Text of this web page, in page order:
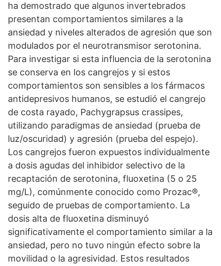
ha demostrado que algunos invertebrados
presentan comportamientos similares a la
ansiedad y niveles alterados de agresión que son
modulados por el neurotransmisor serotonina.
Para investigar si esta influencia de la serotonina
se conserva en los cangrejos y si estos
comportamientos son sensibles a los fármacos
antidepresivos humanos, se estudió el cangrejo
de costa rayado, Pachygrapsus crassipes,
utilizando paradigmas de ansiedad (prueba de
luz/oscuridad) y agresión (prueba del espejo).
Los cangrejos fueron expuestos individualmente
a dosis agudas del inhibidor selectivo de la
recaptación de serotonina, fluoxetina (5 o 25
mg/L), comúnmente conocido como Prozac®,
seguido de pruebas de comportamiento. La
dosis alta de fluoxetina disminuyó
significativamente el comportamiento similar a la
ansiedad, pero no tuvo ningún efecto sobre la
movilidad o la agresividad. Estos resultados